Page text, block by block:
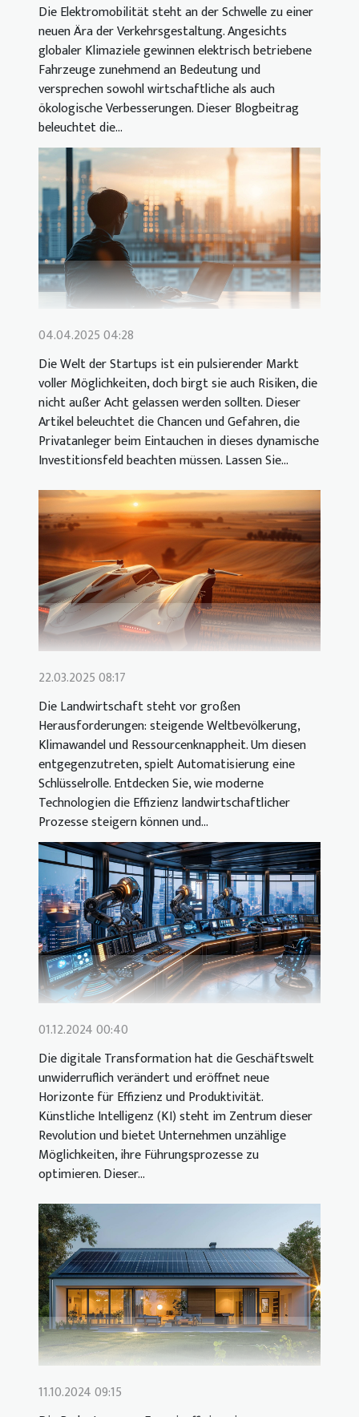
Die Elektromobilität steht an der Schwelle zu einer
neuen Ära der Verkehrsgestaltung. Angesichts
globaler Klimaziele gewinnen elektrisch betriebene
Fahrzeuge zunehmend an Bedeutung und
versprechen sowohl wirtschaftliche als auch
ökologische Verbesserungen. Dieser Blogbeitrag
beleuchtet die...
04.04.2025 04:28
Die Welt der Startups ist ein pulsierender Markt
voller Möglichkeiten, doch birgt sie auch Risiken, die
nicht außer Acht gelassen werden sollten. Dieser
Artikel beleuchtet die Chancen und Gefahren, die
Privatanleger beim Eintauchen in dieses dynamische
Investitionsfeld beachten müssen. Lassen Sie...
22.03.2025 08:17
Die Landwirtschaft steht vor großen
Herausforderungen: steigende Weltbevölkerung,
Klimawandel und Ressourcenknappheit. Um diesen
entgegenzutreten, spielt Automatisierung eine
Schlüsselrolle. Entdecken Sie, wie moderne
Technologien die Effizienz landwirtschaftlicher
Prozesse steigern können und...
01.12.2024 00:40
Die digitale Transformation hat die Geschäftswelt
unwiderruflich verändert und eröffnet neue
Horizonte für Effizienz und Produktivität.
Künstliche Intelligenz (KI) steht im Zentrum dieser
Revolution und bietet Unternehmen unzählige
Möglichkeiten, ihre Führungsprozesse zu
optimieren. Dieser...
11.10.2024 09:15